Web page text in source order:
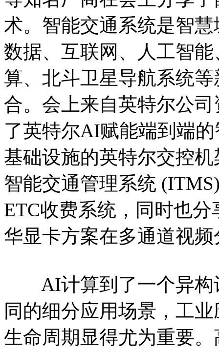
术。智能交通系统是智
数据、互联网、人工智
算、北斗卫星导航系统
合。会上来自英特尔公
了英特尔AI赋能端到端
基础设施的英特尔交控
智能交通管理系统
ETC收费系统，同时也
华显卡方案在多通道视
AI计算到了一个异构
同的细分应用场景，工
生命周期显得尤为重要